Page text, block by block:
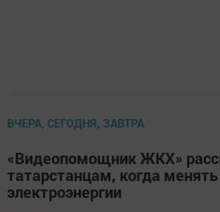
ВЧЕРА, СЕГОДНЯ, ЗАВТРА
«Видеопомощник ЖКХ»
татарстанцам, когда
электроэнергии